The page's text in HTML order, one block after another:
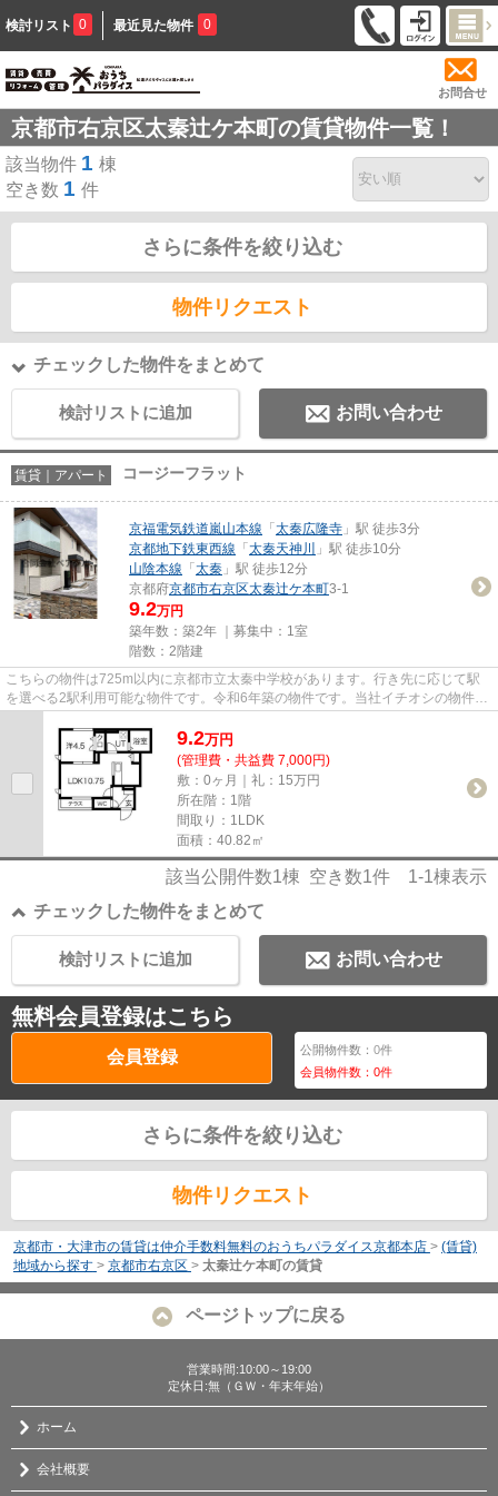
検討リスト 0 最近見た物件 0
お問合せ
京都市右京区太秦辻ケ本町の賃貸物件一覧！
該当物件 1 棟
空き数 1 件
さらに条件を絞り込む
物件リクエスト
チェックした物件をまとめて
検討リストに追加 お問い合わせ
賃貸｜アパート コージーフラット
京福電気鉄道嵐山本線 「 太秦広隆寺 」駅 徒歩3分
京都地下鉄東西線 「 太秦天神川
」駅 徒歩10分
山陰本線 「 太秦 」駅 徒歩12分
京都府京都市右京区太秦辻ケ本町3‐1
9.2万円
築年数：築2年 ｜募集中： 1室
階数：2階建
こちらの物件は725m以内に京都市立太秦中学校があります。行き先に応じて駅
を選べる2駅利用可能な物件です。令和6年築の物件です。当社イチオシの物件の
9.2万円
(管理費・共益費 7,000円)
敷：0ヶ月｜礼：15万円
所在階：1階
間取り：1LDK
面積：40.82㎡
該当公開件数1棟 空き数1件 1-1棟表示
チェックした物件をまとめて
お問い合わせ
検討リストに追加
無料会員登録はこちら
会員登録 公開物件数：0件
会員物件数：0件
さらに条件を絞り込む
物件リクエスト
京都市・大津市の賃貸は仲介手数料無料のおうちパラダイス京都本店 > (賃貸)
地域から探す > 京都市右京区 > 太秦辻ケ本町の賃貸
ページトップに戻る
営業時間:10:00～19:00
定休日:無（ＧＷ・年末年始）
ホーム
会社概要